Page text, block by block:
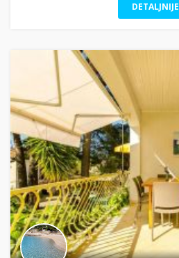
DETALJNIJE